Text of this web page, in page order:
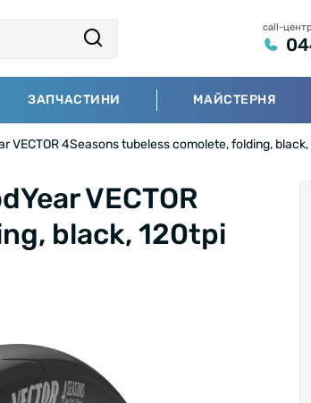
call-
ЗАПЧАСТИНИ МАЙСТЕРНЯ
4Seasons tubeless comolete, folding,
VECTOR
black, 120tpi